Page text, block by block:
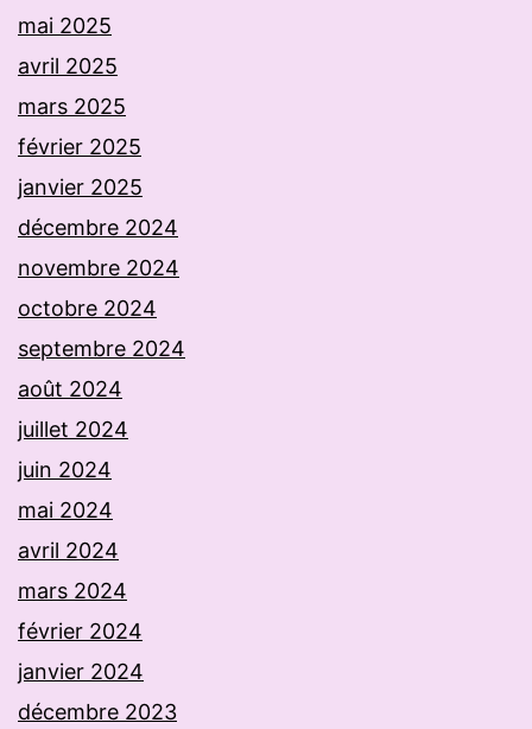
mai 2025
avril 2025
mars 2025
février 2025
janvier 2025
décembre 2024
novembre 2024
octobre 2024
septembre 2024
août 2024
juillet 2024
juin 2024
mai 2024
avril 2024
mars 2024
février 2024
janvier 2024
décembre 2023